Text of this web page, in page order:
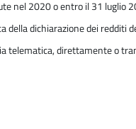
nel 2020 o entro il 31 luglio
della dichiarazione dei redditi
telematica, direttamente o